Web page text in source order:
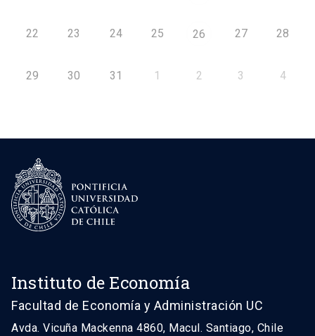
22 23 24 25 26 27 28
29 30 31 1 2 3 4
Instituto de Economía
Facultad de Economía y Administración UC
Avda. Vicuña Mackenna 4860, Macul. Santiago, Chile